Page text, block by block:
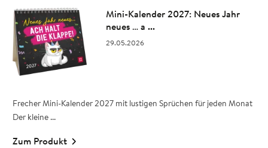
Mini-Kalender 2027: Neues Jahr
neues … a ...
29.05.2026
Frecher Mini-Kalender 2027 mit lustigen Sprüchen für jeden Monat
Der kleine ...
Zum Produkt